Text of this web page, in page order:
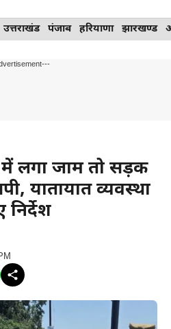
उत्तराखंड पंजाब हरियाणा झारखण्ड
लगा जाम तो सड़क
यातायात व्यवस्था